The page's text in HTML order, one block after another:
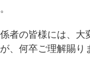
者の皆様には、大
、何卒ご理解賜り